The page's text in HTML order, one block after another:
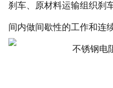
刹车、原材料运输组织刹
间内做间歇性的工作和连